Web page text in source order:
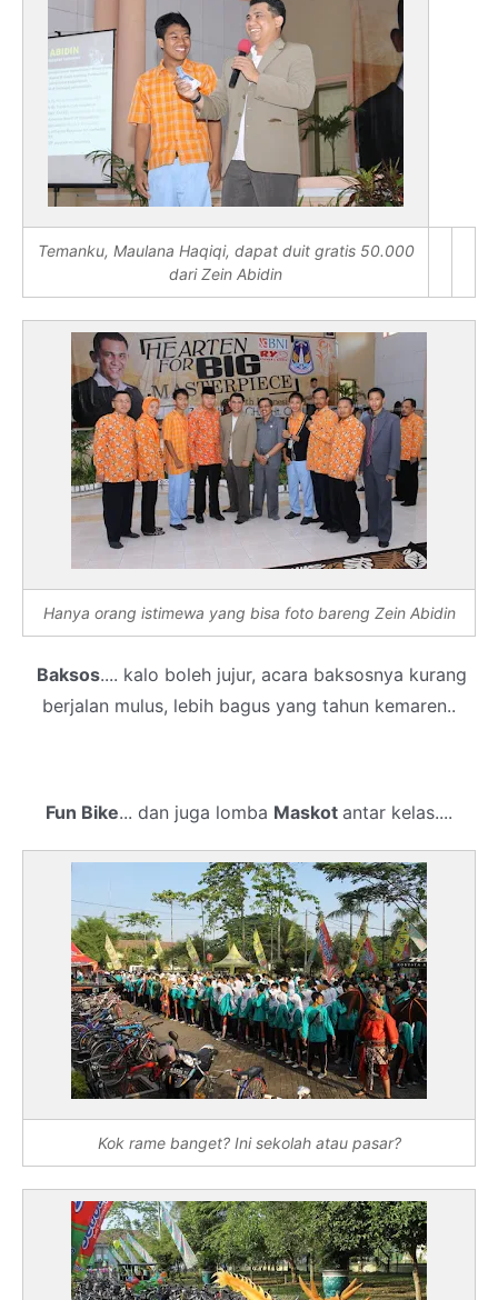
Temanku, Maulana Haqiqi, dapat duit gratis 50.000
dari Zein Abidin
Hanya orang istimewa yang bisa foto bareng Zein Abidin
Baksos.... kalo boleh jujur, acara baksosnya kurang
berjalan mulus, lebih bagus yang tahun kemaren..
Fun Bike... dan juga lomba Maskot antar kelas....
Kok rame banget? Ini sekolah atau pasar?